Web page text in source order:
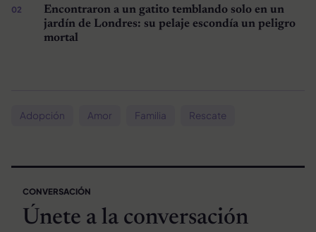
Encontraron a un gatito temblando solo en un
jardín de Londres: su pelaje escondía un peligro
mortal
Adopción Amor Familia Rescate
CONVERSACIÓN
Únete a la conversación